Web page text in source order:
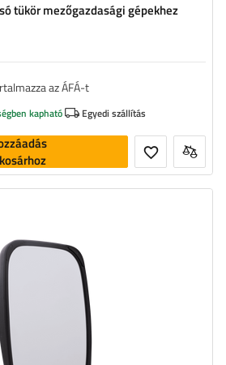
tükör mezőgazdasági gépekhez
az ÁFÁ-t
kapható Egyedi szállítás